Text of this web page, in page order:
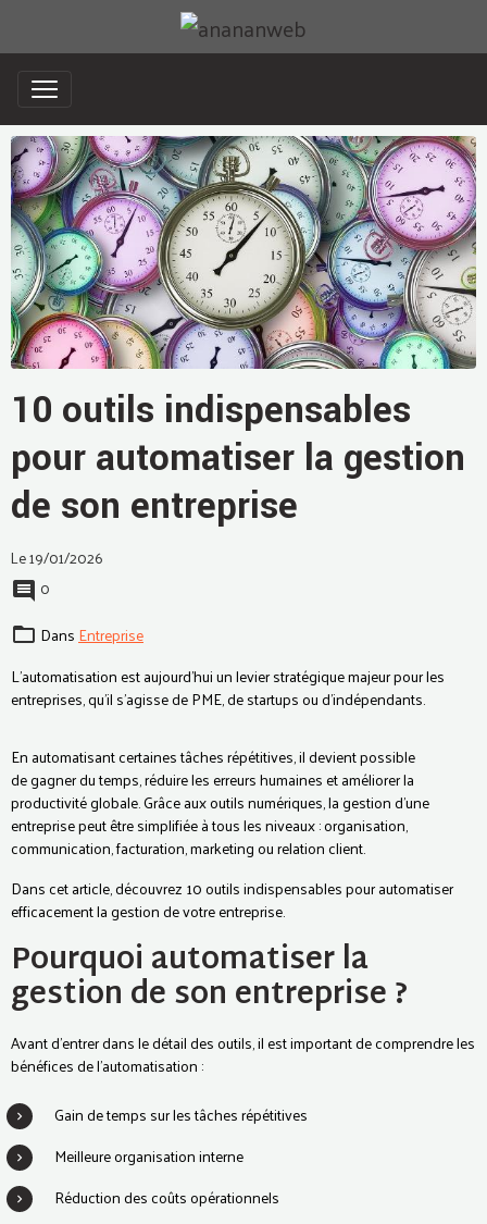
10 outils indispensables
pour automatiser la gestion
de son entreprise
Le 19/01/2026
0
DansEntreprise
L’automatisation est aujourd’hui un levier stratégique majeur pour les
entreprises, qu’il s’agisse de PME, de startups ou d’indépendants.
En automatisant certaines tâches répétitives, il devient possible
de gagner du temps, réduire les erreurs humaines et améliorer la
productivité globale. Grâce aux outils numériques, la gestion d’une
entreprise peut être simplifiée à tous les niveaux : organisation,
communication, facturation, marketing ou relation client.
Dans cet article, découvrez 10 outils indispensables pour automatiser
efficacement la gestion de votre entreprise.
Pourquoi automatiser la
gestion de son entreprise ?
Avant d’entrer dans le détail des outils, il est important de comprendre les
bénéfices de l’automatisation :
Gain de temps sur les tâches répétitives
Meilleure organisation interne
Réduction des coûts opérationnels